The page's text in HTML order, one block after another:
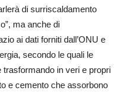
di surriscaldamento
ma anche di
ai dati forniti dall’ONU e
secondo le quali le
in veri e propri
e cemento che assorbono